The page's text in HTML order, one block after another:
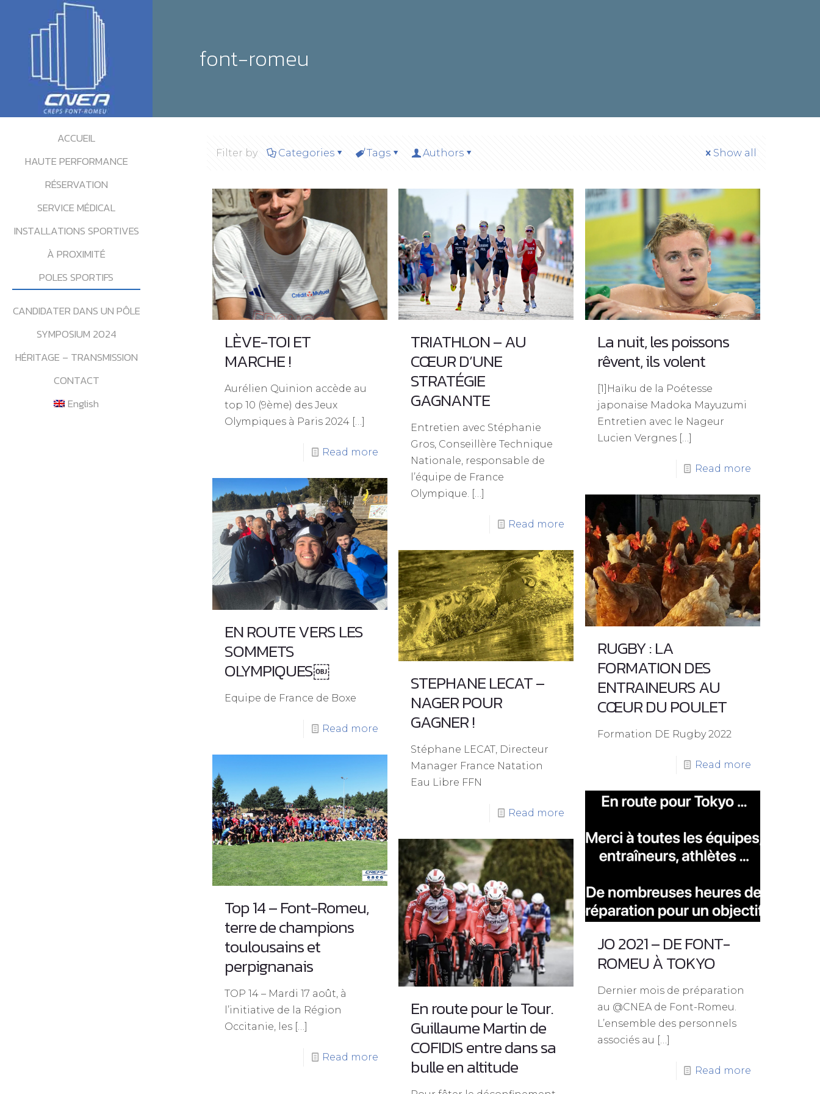
ACCUEIL
HAUTE PERFORMANCE
RÉSERVATION
SERVICE MÉDICAL
INSTALLATIONS SPORTIVES
À PROXIMITÉ
POLES SPORTIFS
CANDIDATER DANS UN PÔLE
SYMPOSIUM 2024
HÉRITAGE – TRANSMISSION
CONTACT
English
font-romeu
Filter by Categories Tags Authors Show all
LÈVE-TOI ET
MARCHE !
Aurélien Quinion accède au
top 10 (9ème) des Jeux
Olympiques à Paris 2024 […]
Read more
TRIATHLON – AU
CŒUR D’UNE
STRATÉGIE
GAGNANTE
Entretien avec Stéphanie
Gros, Conseillère Technique
Nationale, responsable de
l’équipe de France
Olympique. […]
Read more
La nuit, les poissons
rêvent, ils volent
[1]Haïku de la Poétesse
japonaise Madoka Mayuzumi
Entretien avec le Nageur
Lucien Vergnes[…]
Read more
EN ROUTE VERS LES
SOMMETS
OLYMPIQUES￼
Equipe de France de Boxe
Read more
RUGBY : LA
FORMATION DES
ENTRAINEURS AU
CŒUR DU POULET
Formation DE Rugby 2022
Read more
STEPHANE LECAT –
NAGER POUR
GAGNER !
Stéphane LECAT, Directeur
Manager France Natation
Eau Libre FFN
Read more
Top 14 – Font-Romeu,
terre de champions
toulousains et
perpignanais
TOP 14 – Mardi 17 août, à
l’initiative de la Région
Occitanie, les […]
Read more
JO 2021 – DE FONT-
ROMEU À TOKYO
Dernier mois de préparation
au @CNEA de Font-Romeu.
L’ensemble des personnels
associés au […]
Read more
En route pour le Tour.
Guillaume Martin de
COFIDIS entre dans sa
bulle en altitude